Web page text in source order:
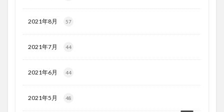
2021年8月 57
2021年7月 44
2021年6月 44
2021年5月 48